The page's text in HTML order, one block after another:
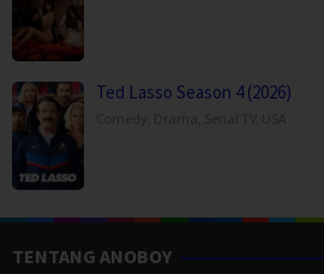
Ted Lasso Season 4 (2026)
TENTANG ANOBOY